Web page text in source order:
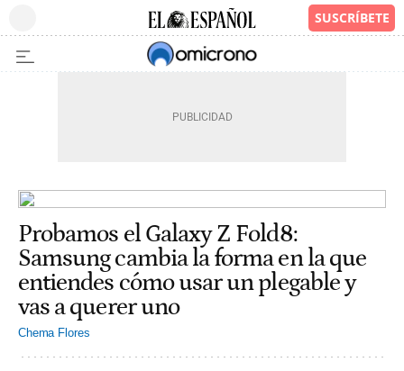
Probamos el Galaxy Z Fold8:
Samsung cambia la forma en la que
entiendes cómo usar un plegable y
vas a querer uno
Chema Flores